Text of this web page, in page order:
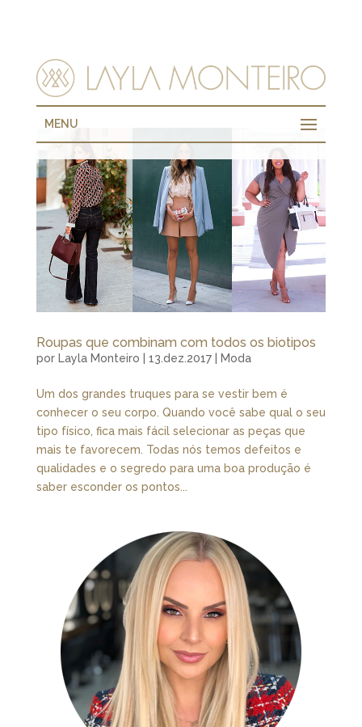
MENU
Roupas que combinam com todos os biotipos
por Layla Monteiro 13.dez.2017| Moda
Um dos grandes truques para se vestir bem é
conhecer o seu corpo. Quando você sabe qual o seu
tipo físico, fica mais fácil selecionar as peças que
mais te favorecem. Todas nós temos defeitos e
qualidades e o segredo para uma boa produção é
saber esconder os pontos...